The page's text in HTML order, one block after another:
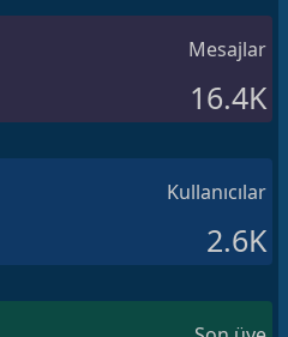
Mesajlar
16.4K
Kullanıcılar
2.6K